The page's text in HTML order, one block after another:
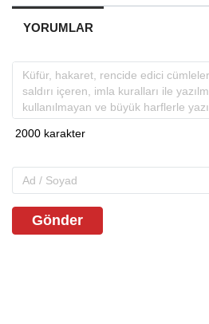
YORUMLAR
Gönder